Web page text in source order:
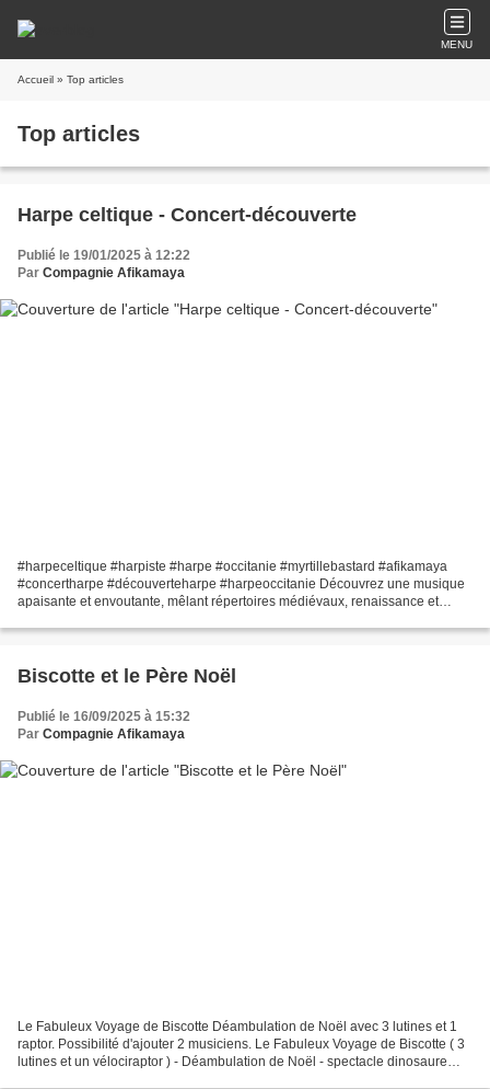
MENU
Accueil » Top articles
Top articles
Harpe celtique - Concert-découverte
Publié le 19/01/2025 à 12:22
Par Compagnie Afikamaya
#harpeceltique #harpiste #harpe #occitanie #myrtillebastard #afikamaya
#concertharpe #découverteharpe #harpeoccitanie Découvrez une musique
apaisante et envoutante, mêlant répertoires médiévaux, renaissance et
Biscotte et le Père Noël
Publié le 16/09/2025 à 15:32
Par Compagnie Afikamaya
Le Fabuleux Voyage de Biscotte Déambulation de Noël avec 3 lutines et 1
raptor. Possibilité d'ajouter 2 musiciens. Le Fabuleux Voyage de Biscotte ( 3
lutines et un vélociraptor ) - Déambulation de Noël - spectacle dinosaure